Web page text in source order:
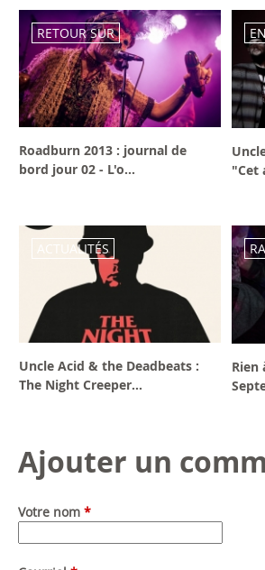
RETOUR SUR
Roadburn 2013 : journal de
bord jour 02 - L'o...
"Cet
ACTUALITÉS
Uncle Acid & the Deadbeats :
The Night Creeper...
Rien
Ajouter un
Votre nom *